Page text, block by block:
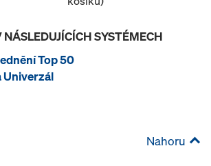
SYSTÉMECH
Top 50
Univerzál
Nahoru